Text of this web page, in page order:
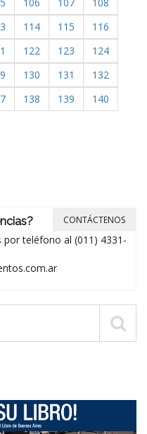
114 115
116
122 123
124
130 131
132
138 139
140
por teléfono al (011) 4331-
CONTÁCTENOS